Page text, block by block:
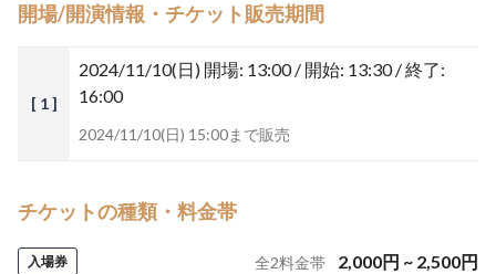
開場/開演情報・チケット販売期間
[ 1 ]
2024/11/10(日) 開場: 13:00 / 開始: 13:30 / 終了:
16:00
2024/11/10(日) 15:00まで販売
チケットの種類・料金帯
入場券 全2料金帯 2,000円 ~ 2,500円